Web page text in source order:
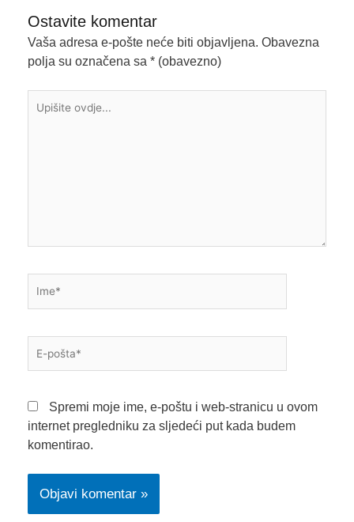
Ostavite komentar
Vaša adresa e-pošte neće biti objavljena. Obavezna
polja su označena sa * (obavezno)
ovdje...
pošta*
Spremi moje ime, e-poštu i web-stranicu u ovom
internet pregledniku za sljedeći put kada budem
komentirao.